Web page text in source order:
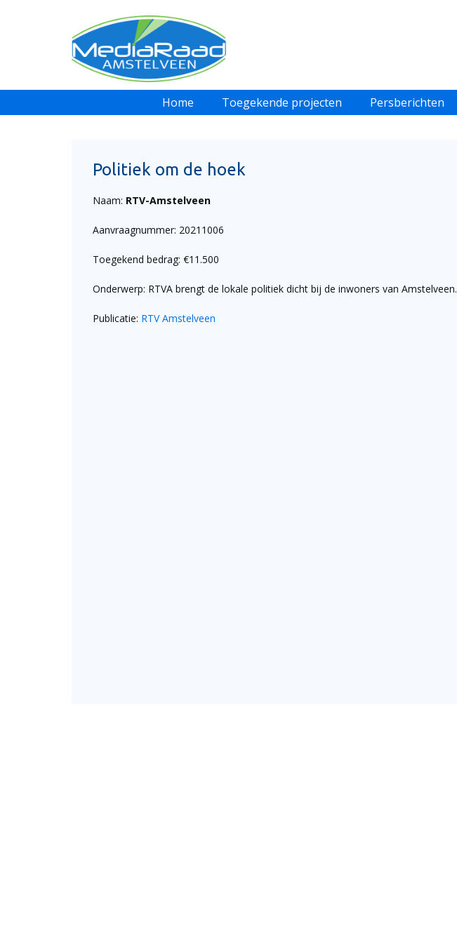
Home
Toegekende projecten Persberichten
Politiek om de hoek
Naam: RTV-Amstelveen
Aanvraagnummer: 20211006
Toegekend bedrag: €11.500
Onderwerp: RTVA brengt de lokale politiek dicht bij de inwoners van Amstelveen.
Publicatie: RTV Amstelveen